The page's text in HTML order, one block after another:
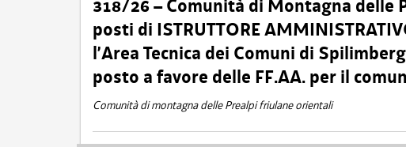
318/26 – Comunità di Montagna delle
posti di ISTRUTTORE
l’Area Tecnica dei Comuni di
posto a favore delle FF.AA. per il
Comunità di montagna delle Prealpi friulane orientali